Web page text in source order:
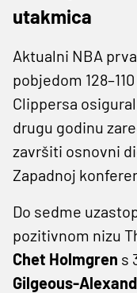
utakmica
Aktualni NBA
pobjedom
Clippersa
drugu godinu
završiti osnovni
Zapadnoj
Do sedme
pozitivnom nizu
Chet Holmgren s
Gilgeous-